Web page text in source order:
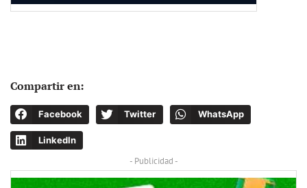
Compartir en:
Facebook Twitter WhatsApp
LinkedIn
- Publicidad -